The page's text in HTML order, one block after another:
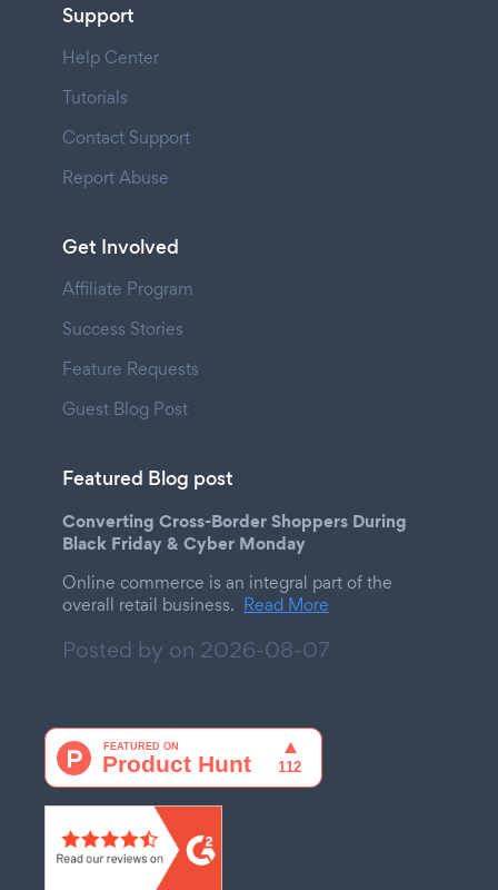
Support
Help Center
Tutorials
Contact Support
Report Abuse
Get Involved
Affiliate Program
Success Stories
Feature Requests
Guest Blog Post
Featured Blog post
Converting Cross-Border Shoppers During
Black Friday & Cyber Monday
Online commerce is an integral part of the
overall retail business. Read More
Posted by on 2026-08-07